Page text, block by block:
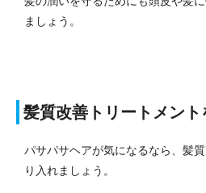
ましょう。
髪質改善トリートメント
パサパサヘアが気になるなら、髪
り入れましょう。